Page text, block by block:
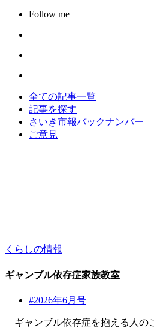
Follow me
全ての記事一覧
記事を探す
さいき市報バックナンバー
ご意見
くらしの情報
ギャンブル依存症家族教室
#2026年6月号
ギャンブル依存症を抱える人の